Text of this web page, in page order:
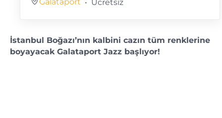
Ücretsiz
İstanbul Boğazı’nın kalbini cazın tüm renklerine
boyayacak Galataport Jazz başlıyor!